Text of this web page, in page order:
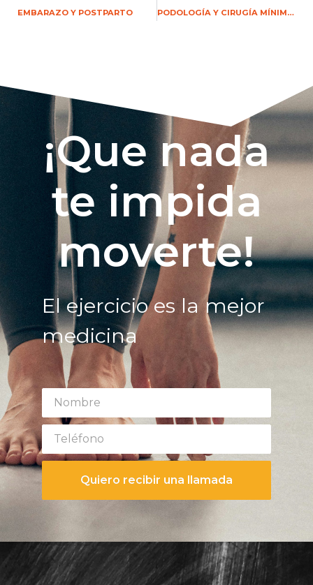
EMBARAZO Y POSTPARTO PODOLOGÍA Y CIRUGÍA MÍNIMAMENTE INVASIVA DEL PIE
¡Que nada
te impida
moverte!
El ejercicio es la mejor
medicina
Quiero recibir una llamada